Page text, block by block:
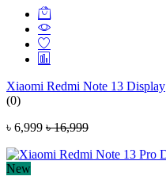
Xiaomi Redmi Note 13 Display
(0)
৳ 6,999 ৳ 16,999
New